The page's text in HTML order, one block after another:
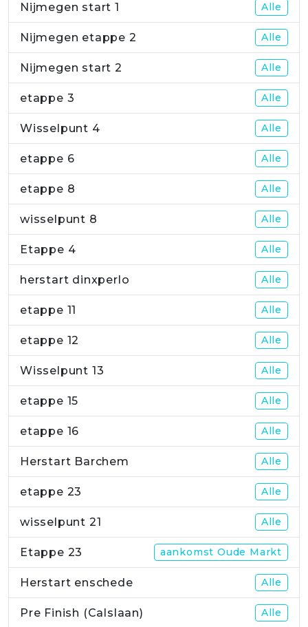
Nijmegen start 1 Alle
Nijmegen etappe 2 Alle
Nijmegen start 2 Alle
etappe 3 Alle
Wisselpunt 4 Alle
etappe 6 Alle
etappe 8 Alle
wisselpunt 8 Alle
Etappe 4 Alle
herstart dinxperlo Alle
etappe 11 Alle
etappe 12 Alle
Wisselpunt 13 Alle
etappe 15 Alle
etappe 16 Alle
Herstart Barchem Alle
etappe 23 Alle
wisselpunt 21 Alle
Etappe 23 aankomst Oude Markt
Herstart enschede Alle
Pre Finish (Calslaan) Alle